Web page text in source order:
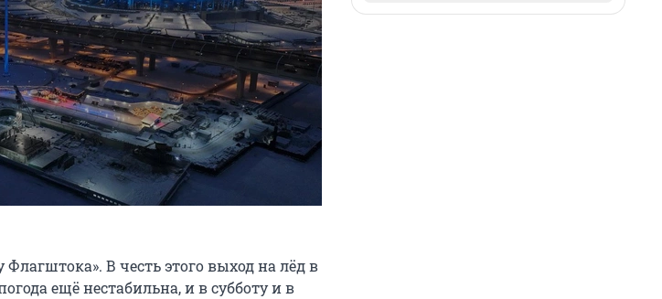
В честь этого выход на лёд в
ещё нестабильна, и в субботу и в